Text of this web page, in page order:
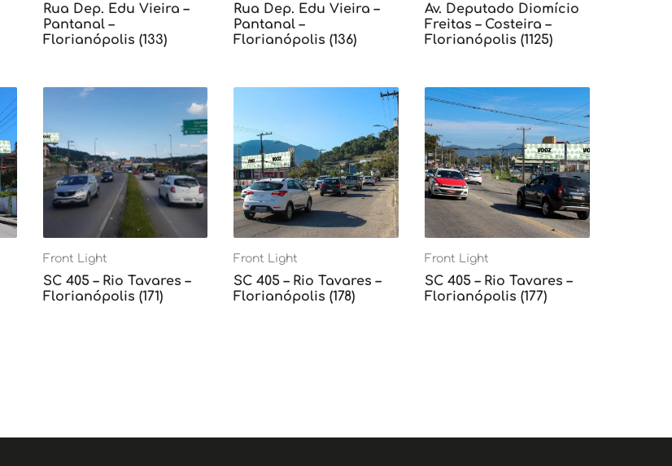
Rua Dep. Edu Vieira –
Pantanal –
Florianópolis (133)
Rua Dep. Edu Vieira –
Pantanal –
Florianópolis (136)
Av. Deputado Diomício
Freitas – Costeira –
Florianópolis (1125)
Front Light
SC 405 – Rio Tavares –
Florianópolis (171)
Front Light
SC 405 – Rio Tavares –
Florianópolis (178)
Front Light
SC 405 – Rio Tavares –
Florianópolis (177)